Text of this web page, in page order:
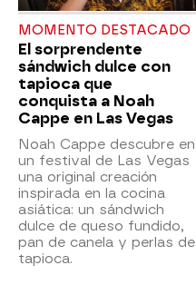
MOMENTO DESTACADO
El sorprendente
sándwich dulce con
tapioca que
conquista a Noah
Cappe en Las Vegas
Noah Cappe descubre en
un festival de Las Vegas
una original creación
inspirada en la cocina
asiática: un sándwich
dulce de queso fundido,
pan de canela y perlas de
tapioca.